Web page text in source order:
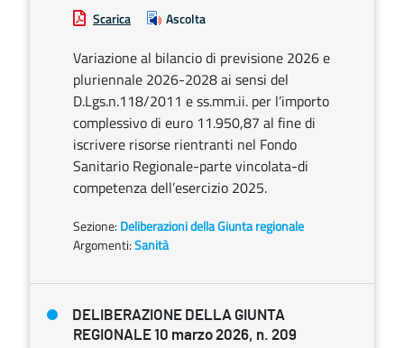
Scarica Ascolta
Variazione al bilancio di previsione 2026 e
pluriennale 2026-2028 ai sensi del
D.Lgs.n.118/2011 e ss.mm.ii. per l’importo
complessivo di euro 11.950,87 al fine di
iscrivere risorse rientranti nel Fondo
Sanitario Regionale-parte vincolata-di
competenza dell’esercizio 2025.
Sezione: Deliberazioni della Giunta regionale
Argomenti:Sanità
DELIBERAZIONE DELLA GIUNTA
REGIONALE 10 marzo 2026, n. 209